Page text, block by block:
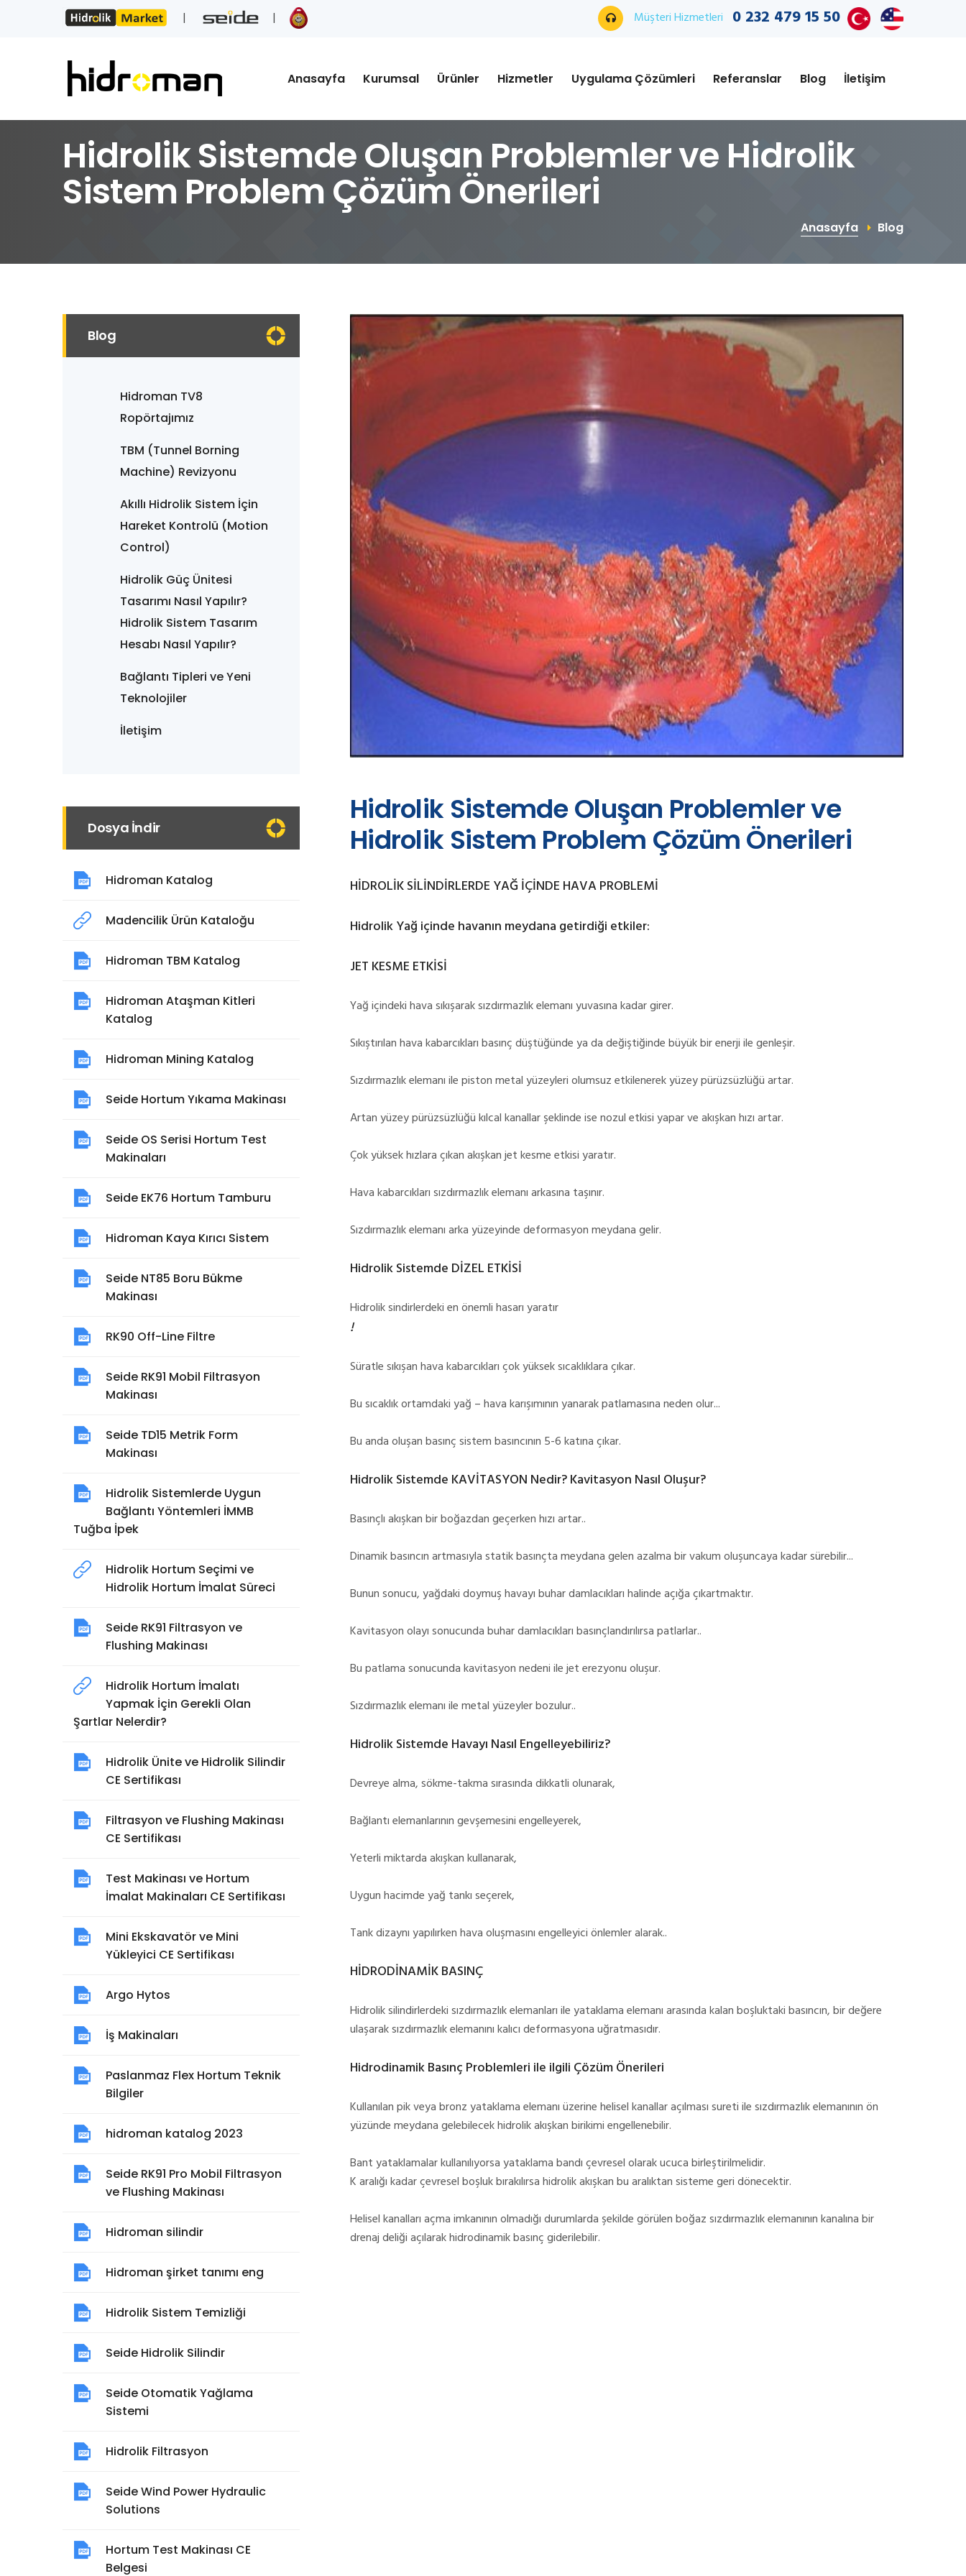
Müşteri Hizmetleri 0 232 479 15 50
Anasayfa Kurumsal Ürünler Hizmetler Uygulama Çözümleri Referanslar Blog İletişim
Hidrolik Sistemde Oluşan Problemler ve Hidrolik
Sistem Problem Çözüm Önerileri
Anasayfa Blog
Hidrolik Sistemde Oluşan Problemler ve
Hidrolik Sistem Problem Çözüm Önerileri
HİDROLİK SİLİNDİRLERDE YAĞ İÇİNDE HAVA PROBLEMİ
Hidrolik Yağ içinde havanın meydana getirdiği etkiler:
JET KESME ETKİSİ
Yağ içindeki hava sıkışarak sızdırmazlık elemanı yuvasına kadar girer.
Sıkıştırılan hava kabarcıkları basınç düştüğünde ya da değiştiğinde büyük bir enerji ile genleşir.
Sızdırmazlık elemanı ile piston metal yüzeyleri olumsuz etkilenerek yüzey pürüzsüzlüğü artar.
Artan yüzey pürüzsüzlüğü kılcal kanallar şeklinde ise nozul etkisi yapar ve akışkan hızı artar.
Çok yüksek hızlara çıkan akışkan jet kesme etkisi yaratır.
Hava kabarcıkları sızdırmazlık elemanı arkasına taşınır.
Sızdırmazlık elemanı arka yüzeyinde deformasyon meydana gelir.
Hidrolik Sistemde DİZEL ETKİSİ
Hidrolik sindirlerdeki en önemli hasarı yaratır
!
Süratle sıkışan hava kabarcıkları çok yüksek sıcaklıklara çıkar.
Bu sıcaklık ortamdaki yağ – hava karışımının yanarak patlamasına neden olur...
Bu anda oluşan basınç sistem basıncının 5-6 katına çıkar.
Hidrolik Sistemde KAVİTASYON Nedir? Kavitasyon Nasıl Oluşur?
Basınçlı akışkan bir boğazdan geçerken hızı artar..
Dinamik basıncın artmasıyla statik basınçta meydana gelen azalma bir vakum oluşuncaya kadar sürebilir...
Bunun sonucu, yağdaki doymuş havayı buhar damlacıkları halinde açığa çıkartmaktır.
Kavitasyon olayı sonucunda buhar damlacıkları basınçlandırılırsa patlarlar..
Bu patlama sonucunda kavitasyon nedeni ile jet erezyonu oluşur.
Sızdırmazlık elemanı ile metal yüzeyler bozulur..
Hidrolik Sistemde Havayı Nasıl Engelleyebiliriz?
Devreye alma, sökme-takma sırasında dikkatli olunarak,
Bağlantı elemanlarının gevşemesini engelleyerek,
Yeterli miktarda akışkan kullanarak,
Uygun hacimde yağ tankı seçerek,
Tank dizaynı yapılırken hava oluşmasını engelleyici önlemler alarak..
HİDRODİNAMİK BASINÇ
Hidrolik silindirlerdeki sızdırmazlık elemanları ile yataklama elemanı arasında kalan boşluktaki basıncın, bir değere
ulaşarak sızdırmazlık elemanını kalıcı deformasyona uğratmasıdır.
Hidrodinamik Basınç Problemleri ile ilgili Çözüm Önerileri
Kullanılan pik veya bronz yataklama elemanı üzerine helisel kanallar açılması sureti ile sızdırmazlık elemanının ön
yüzünde meydana gelebilecek hidrolik akışkan birikimi engellenebilir.
Bant yataklamalar kullanılıyorsa yataklama bandı çevresel olarak ucuca birleştirilmelidir.
K aralığı kadar çevresel boşluk bırakılırsa hidrolik akışkan bu aralıktan sisteme geri dönecektir.
Helisel kanalları açma imkanının olmadığı durumlarda şekilde görülen boğaz sızdırmazlık elemanının kanalına bir
drenaj deliği açılarak hidrodinamik basınç giderilebilir.
Blog
Hidroman TV8
Ropörtajımız
TBM (Tunnel Borning
Machine) Revizyonu
Akıllı Hidrolik Sistem İçin
Hareket Kontrolü (Motion
Control)
Hidrolik Güç Ünitesi
Tasarımı Nasıl Yapılır?
Hidrolik Sistem Tasarım
Hesabı Nasıl Yapılır?
Bağlantı Tipleri ve Yeni
Teknolojiler
İletişim
Dosya İndir
Hidroman Katalog
Madencilik Ürün Kataloğu
Hidroman TBM Katalog
Hidroman Ataşman Kitleri
Katalog
Hidroman Mining Katalog
Seide Hortum Yıkama Makinası
Seide OS Serisi Hortum Test
Makinaları
Seide EK76 Hortum Tamburu
Hidroman Kaya Kırıcı Sistem
Seide NT85 Boru Bükme
Makinası
RK90 Off-Line Filtre
Seide RK91 Mobil Filtrasyon
Makinası
Seide TD15 Metrik Form
Makinası
Hidrolik Sistemlerde Uygun
Bağlantı Yöntemleri İMMB
Tuğba İpek
Hidrolik Hortum Seçimi ve
Hidrolik Hortum İmalat Süreci
Seide RK91 Filtrasyon ve
Flushing Makinası
Hidrolik Hortum İmalatı
Yapmak İçin Gerekli Olan
Şartlar Nelerdir?
Hidrolik Ünite ve Hidrolik Silindir
CE Sertifikası
Filtrasyon ve Flushing Makinası
CE Sertifikası
Test Makinası ve Hortum
İmalat Makinaları CE Sertifikası
Mini Ekskavatör ve Mini
Yükleyici CE Sertifikası
Argo Hytos
İş Makinaları
Paslanmaz Flex Hortum Teknik
Bilgiler
hidroman katalog 2023
Seide RK91 Pro Mobil Filtrasyon
ve Flushing Makinası
Hidroman silindir
Hidroman şirket tanımı eng
Hidrolik Sistem Temizliği
Seide Hidrolik Silindir
Seide Otomatik Yağlama
Sistemi
Hidrolik Filtrasyon
Seide Wind Power Hydraulic
Solutions
Hortum Test Makinası CE
Belgesi